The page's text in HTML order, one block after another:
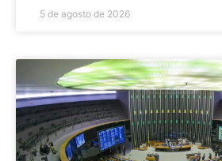
5 de agosto de 2026